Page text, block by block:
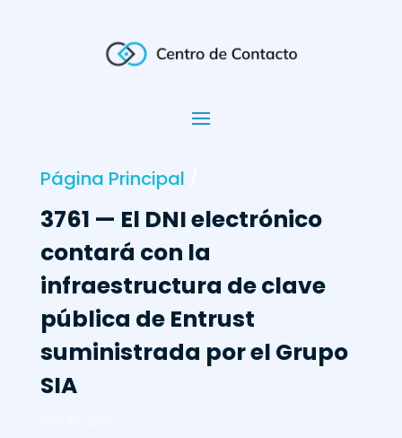
Página Principal
3761 — El DNI electrónico
contará con la
infraestructura de clave
pública de Entrust
suministrada por el Grupo
SIA